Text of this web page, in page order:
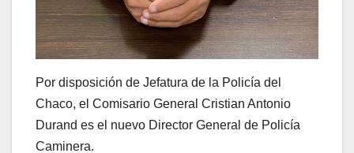
Por disposición de Jefatura de la Policía del
Chaco, el Comisario General Cristian Antonio
Durand es el nuevo Director General de Policía
Caminera.